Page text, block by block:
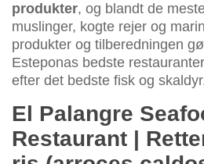
produkter, og blandt de
muslinger, kogte rejer og
produkter og tilberedningen
Esteponas bedste
efter det bedste fisk og
El Palangre
Restaurant |